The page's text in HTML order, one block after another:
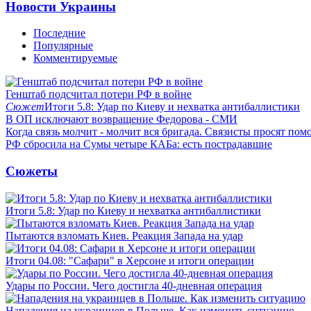
Новости Украины
Последние
Популярные
Комментируемые
Генштаб подсчитал потери РФ в войне
СюжетИтоги 5.8: Удар по Киеву и нехватка антибаллистики
В ОП исключают возвращение Федорова - СМИ
Когда связь молчит - молчит вся бригада. Связисты просят
РФ сбросила на Сумы четыре КАБа: есть пострадавшие
Сюжеты
Итоги 5.8: Удар по Киеву и нехватка антибаллистики
Пытаются взломать Киев. Реакция Запада на удар
Итоги 04.08: "Сафари" в Херсоне и итоги операции
Удары по России. Чего достигла 40-дневная операция